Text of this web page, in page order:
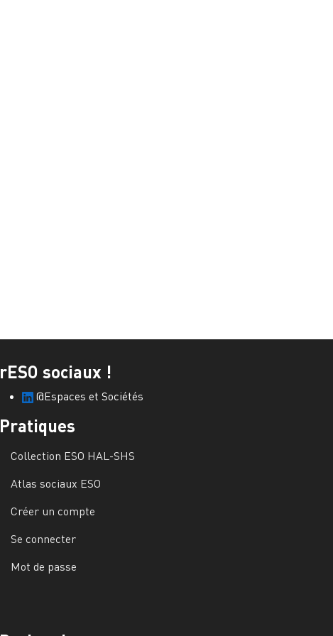
rESO sociaux !
@Espaces et Sociétés
Pratiques
Collection ESO HAL-SHS
Atlas sociaux ESO
Créer un compte
Se connecter
Mot de passe